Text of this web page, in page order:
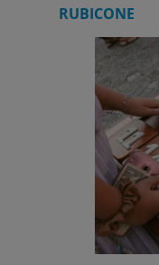
RUBICONE